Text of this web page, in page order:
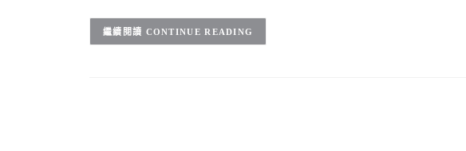
CONTINUE READING